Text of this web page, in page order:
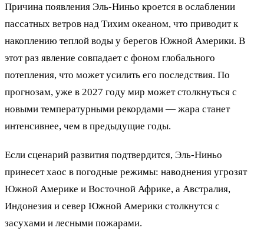
Причина появления Эль-Ниньо кроется в ослаблении
пассатных ветров над Тихим океаном, что приводит к
накоплению теплой воды у берегов Южной Америки. В
этот раз явление совпадает с фоном глобального
потепления, что может усилить его последствия. По
прогнозам, уже в 2027 году мир может столкнуться с
новыми температурными рекордами — жара станет
интенсивнее, чем в предыдущие годы.
Если сценарий развития подтвердится, Эль-Ниньо
принесет хаос в погодные режимы: наводнения угрозят
Южной Америке и Восточной Африке, а Австралия,
Индонезия и север Южной Америки столкнутся с
засухами и лесными пожарами.